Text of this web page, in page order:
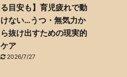
る目安も】育児疲れで動
けない…うつ・無気力か
ら抜け出すための現実的
ケア
2026/7/27